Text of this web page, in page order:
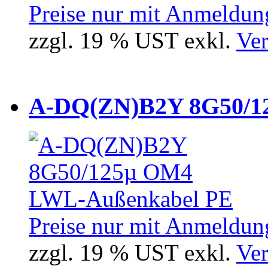
Preise nur mit
zzgl. 19 % UST exkl.
A-DQ(ZN)B2Y 8G50/
Preise nur mit
zzgl. 19 % UST exkl.